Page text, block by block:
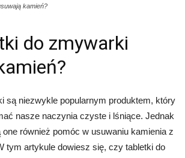
kamień?
do zmywarki
są niezwykle popularnym produktem, który
nasze naczynia czyste i lśniące. Jednak
również pomóc w usuwaniu kamienia z
tym artykule dowiesz się, czy tabletki do